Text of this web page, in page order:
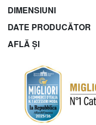
DIMENSIUNI
DATE PRODUCĂTOR
AFLĂ ȘI